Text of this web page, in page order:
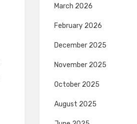
March 2026
February 2026
December 2025
November 2025
October 2025
August 2025